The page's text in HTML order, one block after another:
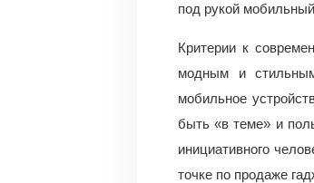
под рукой
Критерии к
модным и
мобильное
быть «в теме» и
инициативного
точке по продаже